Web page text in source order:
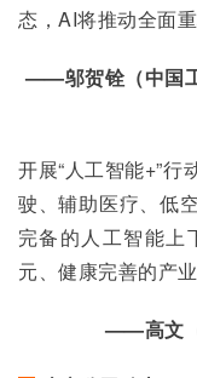
态，AI将推动全面重
——邬贺铨（中国
开展“人工智能+”行
驶、辅助医疗、低
完备的人工智能上
元、健康完善的产业
——高文（